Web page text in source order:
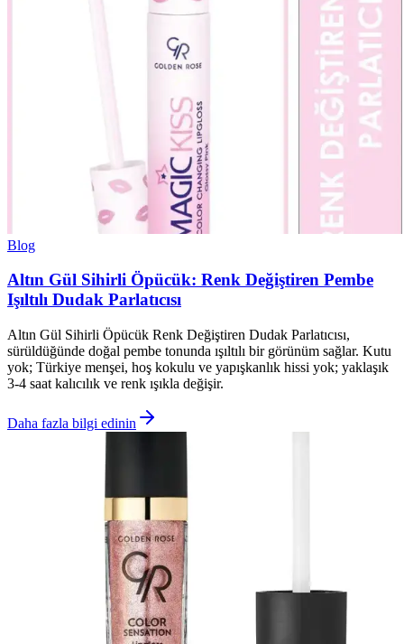
Blog
Altın Gül Sihirli Öpücük: Renk Değiştiren Pembe
Işıltılı Dudak Parlatıcısı
Altın Gül Sihirli Öpücük Renk Değiştiren Dudak Parlatıcısı,
sürüldüğünde doğal pembe tonunda ışıltılı bir görünüm sağlar. Kutu
yok; Türkiye menşei, hoş kokulu ve yapışkanlık hissi yok; yaklaşık
3-4 saat kalıcılık ve renk ışıkla değişir.
Daha fazla bilgi edinin